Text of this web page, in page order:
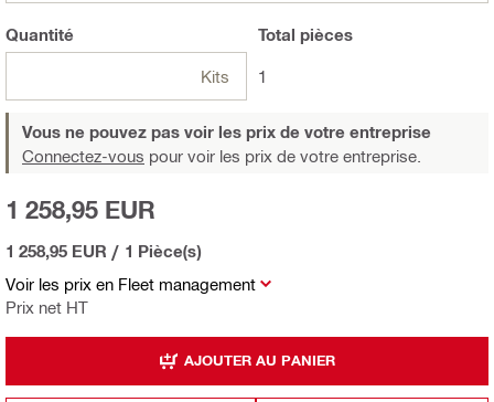
Quantité
Kits
Total pièces
1
Vous ne pouvez pas voir les prix de votre entreprise
Connectez-vous pour voir les prix de votre entreprise.
Voir les prix en Fleet management
Prix net HT
1 258,95 EUR
1 258,95 EUR / 1 Pièce(s)
AJOUTER AU PANIER